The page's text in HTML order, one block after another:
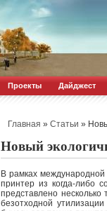
Проекты Дайджест
Главная » Статьи »
Новый
В рамках
принтер из когда-либо
представлено
безотходной